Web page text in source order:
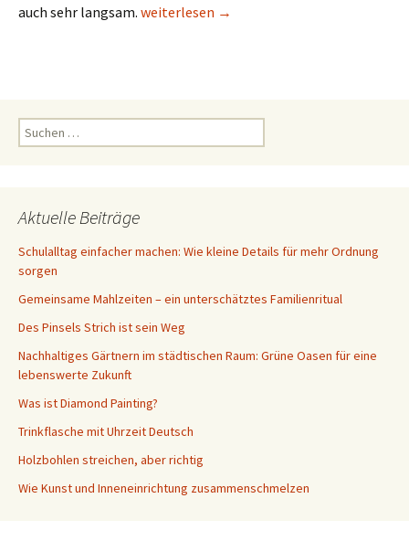
auch sehr langsam. Graphit Set Faber Castell Testbericht
weiterlesen →
Suchen
nach:
Aktuelle Beiträge
Schulalltag einfacher machen: Wie kleine Details für mehr Ordnung
sorgen
Gemeinsame Mahlzeiten – ein unterschätztes Familienritual
Des Pinsels Strich ist sein Weg
Nachhaltiges Gärtnern im städtischen Raum: Grüne Oasen für eine
lebenswerte Zukunft
Was ist Diamond Painting?
Trinkflasche mit Uhrzeit Deutsch
Holzbohlen streichen, aber richtig
Wie Kunst und Inneneinrichtung zusammenschmelzen